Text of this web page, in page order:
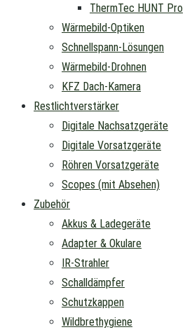
ThermTec HUNT Pro
Wärmebild-Optiken
Schnellspann-Lösungen
Wärmebild-Drohnen
KFZ Dach-Kamera
Restlichtverstärker
Digitale Nachsatzgeräte
Digitale Vorsatzgeräte
Röhren Vorsatzgeräte
Scopes (mit Absehen)
Zubehör
Akkus & Ladegeräte
Adapter & Okulare
IR-Strahler
Schalldämpfer
Schutzkappen
Wildbrethygiene